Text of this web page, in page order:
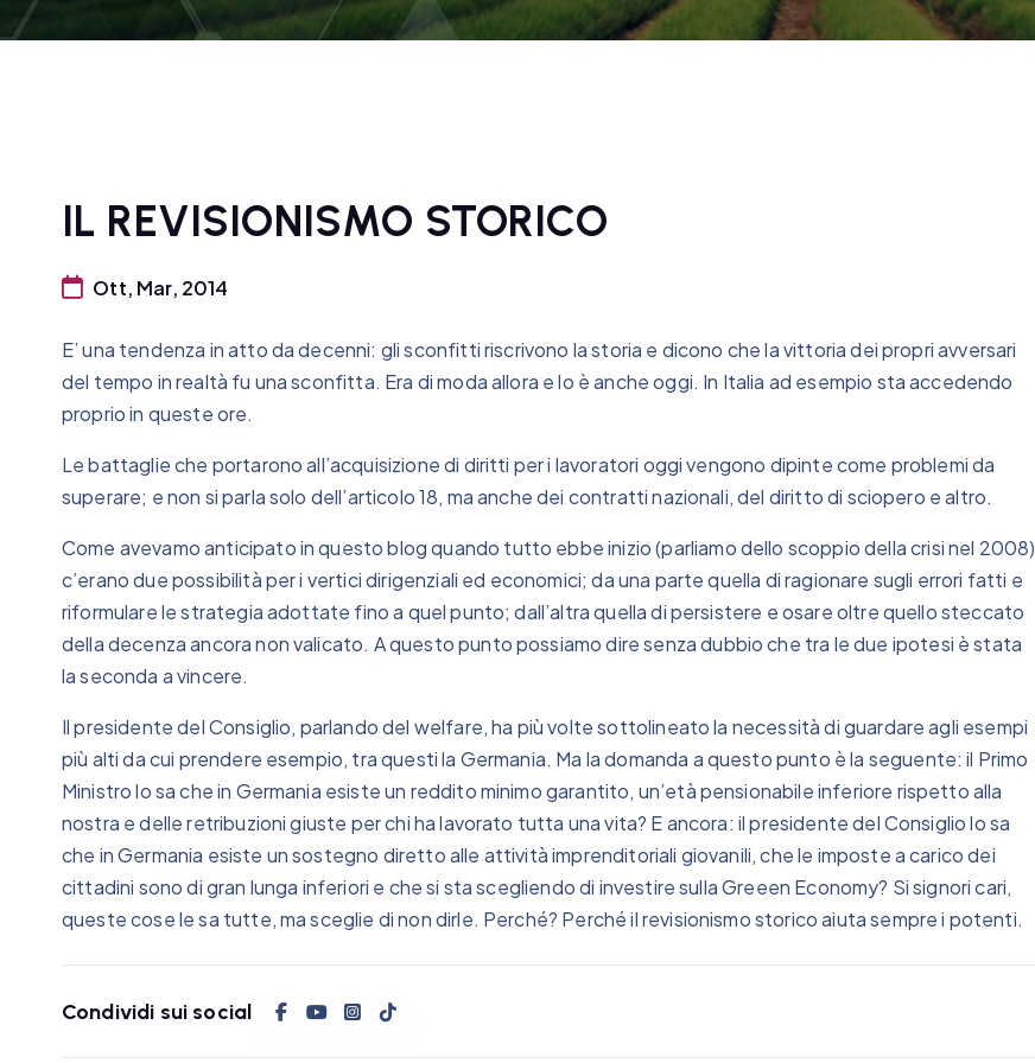
IL REVISIONISMO STORICO
Ott, Mar, 2014
E’ una tendenza in atto da decenni: gli sconfitti riscrivono la storia e dicono che la vittoria dei propri avversari
del tempo in realtà fu una sconfitta. Era di moda allora e lo è anche oggi. In Italia ad esempio sta accedendo
proprio in queste ore.
Le battaglie che portarono all’acquisizione di diritti per i lavoratori oggi vengono dipinte come problemi da
superare; e non si parla solo dell’articolo 18, ma anche dei contratti nazionali, del diritto di sciopero e altro.
Come avevamo anticipato in questo blog quando tutto ebbe inizio (parliamo dello scoppio della crisi nel 2008)
c’erano due possibilità per i vertici dirigenziali ed economici; da una parte quella di ragionare sugli errori fatti e
riformulare le strategia adottate fino a quel punto; dall’altra quella di persistere e osare oltre quello steccato
della decenza ancora non valicato. A questo punto possiamo dire senza dubbio che tra le due ipotesi è stata
la seconda a vincere.
Il presidente del Consiglio, parlando del welfare, ha più volte sottolineato la necessità di guardare agli esempi
più alti da cui prendere esempio, tra questi la Germania. Ma la domanda a questo punto è la seguente: il Primo
Ministro lo sa che in Germania esiste un reddito minimo garantito, un’età pensionabile inferiore rispetto alla
nostra e delle retribuzioni giuste per chi ha lavorato tutta una vita? E ancora: il presidente del Consiglio lo sa
che in Germania esiste un sostegno diretto alle attività imprenditoriali giovanili, che le imposte a carico dei
cittadini sono di gran lunga inferiori e che si sta scegliendo di investire sulla Greeen Economy? Si signori cari,
queste cose le sa tutte, ma sceglie di non dirle. Perché? Perché il revisionismo storico aiuta sempre i potenti.
Condividi sui social